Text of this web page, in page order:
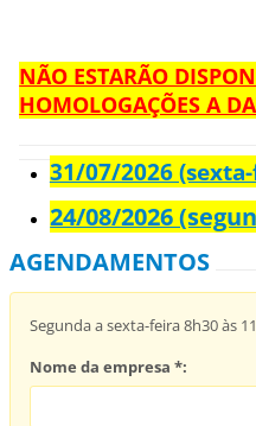
NÃO ESTARÃO
HOMOLOGAÇÕES A
31/07/2026
24/08/2026
AGENDAMENTOS
Segunda a sexta-feira 8h30 às
Nome da empresa *: